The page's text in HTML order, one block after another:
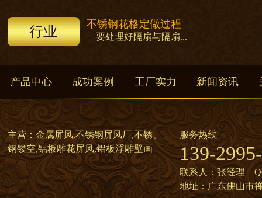
行业 不锈钢花格定做过程
要处理好隔扇与隔扇...
产品中心 成功案例 工厂实力 新闻资讯
服务热线
139-
联系人：张经理
地址：广东佛山市
主营：金属屏风,不锈钢屏风厂,不锈、
钢镂空,铝板雕花屏风,铝板浮雕壁画